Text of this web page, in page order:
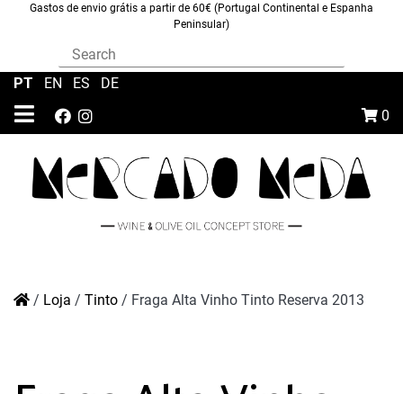
Gastos de envio grátis a partir de 60€ (Portugal Continental e Espanha
Peninsular)
0
PT EN ES DE
/ Loja / Tinto / Fraga Alta Vinho Tinto Reserva 2013